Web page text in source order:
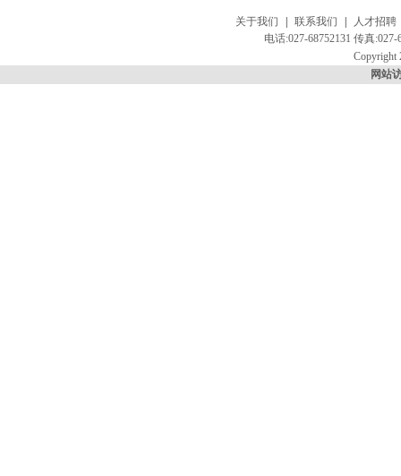
关于我们 联系我们
人才招聘
电话:027-68752131 传真
Copyright
网站